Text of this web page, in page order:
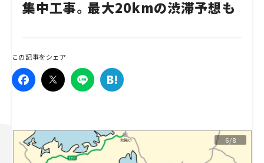
集中工事。最大20kmの渋滞予想も
この記事をシェア
6/8
Traffic
Series
Campaign
スズキ ジムニー｜Suzuki Jimny
マツダ｜Mazda
マツダ ロードスター｜Mazda Roadster